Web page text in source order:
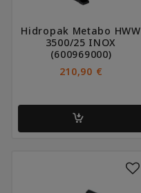
Hidropak Metabo HWW
3500/25 INOX
(600969000)
210,90 €